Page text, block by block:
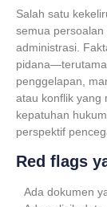
Salah satu
semua
administrasi.
pidana—terutama
penggelapan,
atau konflik yang
kepatuhan
perspektif
Red flags
Ada dokumen